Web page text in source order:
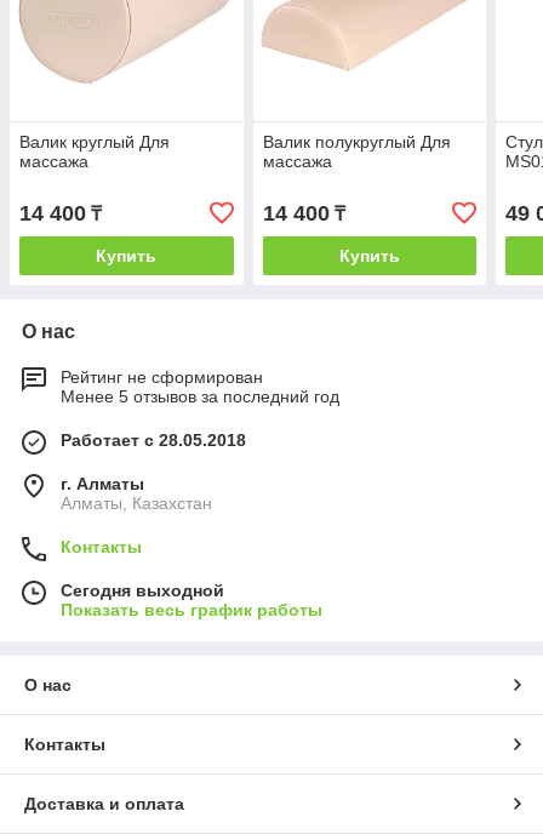
Валик круглый Для
массажа
14 400 ₸
Купить
Валик полукруглый Для
массажа
14 400₸
Купить
49
О нас
Рейтинг не сформирован
Менее 5 отзывов за последний год
Работает с 28.05.2018
г. Алматы
Алматы, Казахстан
Контакты
Сегодня выходной
Показать весь график работы
О нас
Контакты
Доставка и оплата